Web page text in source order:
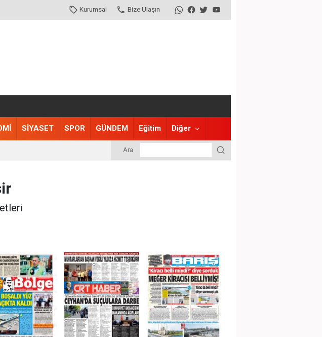
Kurumsal Bize Ulaşın
SİYASET SPOR GÜNDEM Eğitim Diğer
Ara